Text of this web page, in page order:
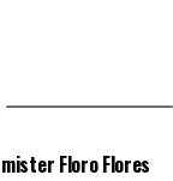
Floro Flores